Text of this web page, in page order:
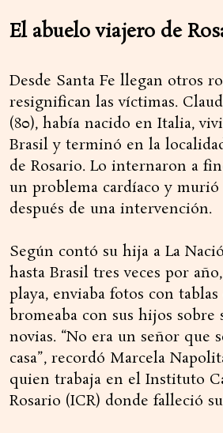
El abuelo viajero de
Desde Santa Fe llegan otros
resignifican las víctimas.
(80), había nacido en Italia,
Brasil y terminó en la
de Rosario. Lo internaron a
un problema cardíaco y murió
después de una intervención.
Según contó su hija a La
hasta Brasil tres veces por
playa, enviaba fotos con
bromeaba con sus hijos sobre
novias. “No era un señor que
casa”, recordó Marcela
quien trabaja en el Instituto
Rosario (ICR) donde falleció